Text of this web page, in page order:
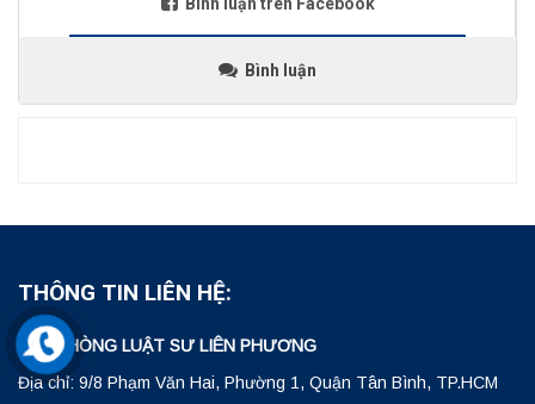
Bình luận
THÔNG TIN LIÊN HỆ:
VĂN PHÒNG LUẬT SƯ LIÊN PHƯƠNG
Địa chỉ: 9/8 Phạm Văn Hai, Phường 1, Quận Tân Bình, TP.HCM